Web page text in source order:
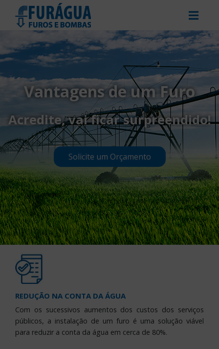
Vantagens de um Furo
Acredite, vai ficar surpreendido!
Solicite um Orçamento
REDUÇÃO NA CONTA DA ÁGUA
Com os sucessivos aumentos dos custos dos serviços
públicos, a instalação de um furo é uma solução viável
para reduzir a conta da água em cerca de 80%.